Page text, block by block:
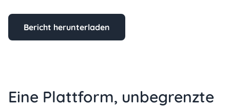
Bericht herunterladen
Eine Plattform, unbegrenzte